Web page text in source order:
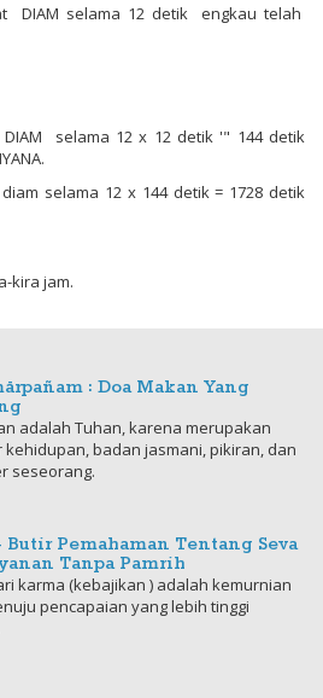
DIAM selama 12 detik engkau telah
selama 12 x 12 detik '" 144 detik
selama 12 x 144 detik = 1728 detik
kira jam.
: Doa Makan Yang
adalah Tuhan, karena merupakan
kehidupan, badan jasmani, pikiran, dan
seseorang.
Butir Pemahaman Tentang Seva
Tanpa Pamrih
karma (kebajikan ) adalah kemurnian
pencapaian yang lebih tinggi